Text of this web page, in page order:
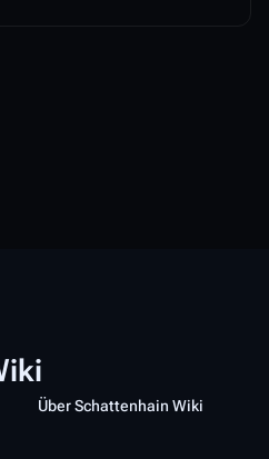
Über Schattenhain Wiki